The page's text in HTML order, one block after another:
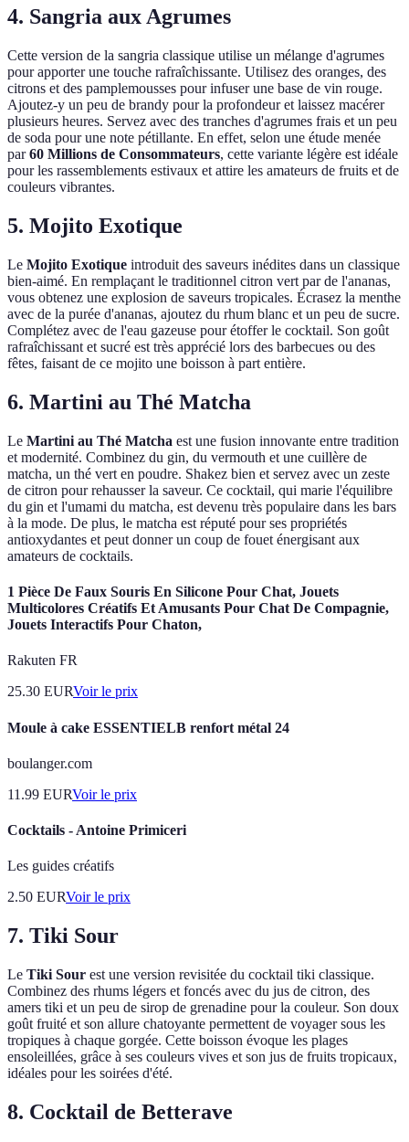
4. Sangria aux Agrumes
Cette version de la sangria classique utilise un mélange d'agrumes
pour apporter une touche rafraîchissante. Utilisez des oranges, des
citrons et des pamplemousses pour infuser une base de vin rouge.
Ajoutez-y un peu de brandy pour la profondeur et laissez macérer
plusieurs heures. Servez avec des tranches d'agrumes frais et un peu
de soda pour une note pétillante. En effet, selon une étude menée
par60 Millions de Consommateurs, cette variante légère est idéale
pour les rassemblements estivaux et attire les amateurs de fruits et de
couleurs vibrantes.
5. Mojito Exotique
Le Mojito Exotique introduit des saveurs inédites dans un classique
bien-aimé. En remplaçant le traditionnel citron vert par de l'ananas,
vous obtenez une explosion de saveurs tropicales. Écrasez la menthe
avec de la purée d'ananas, ajoutez du rhum blanc et un peu de sucre.
Complétez avec de l'eau gazeuse pour étoffer le cocktail. Son goût
rafraîchissant et sucré est très apprécié lors des barbecues ou des
fêtes, faisant de ce mojito une boisson à part entière.
6. Martini au Thé Matcha
Le Martini au Thé Matcha est une fusion innovante entre tradition
et modernité. Combinez du gin, du vermouth et une cuillère de
matcha, un thé vert en poudre. Shakez bien et servez avec un zeste
de citron pour rehausser la saveur. Ce cocktail, qui marie l'équilibre
du gin et l'umami du matcha, est devenu très populaire dans les bars
à la mode. De plus, le matcha est réputé pour ses propriétés
antioxydantes et peut donner un coup de fouet énergisant aux
amateurs de cocktails.
1 Pièce De Faux Souris En Silicone Pour Chat, Jouets
Multicolores Créatifs Et Amusants Pour Chat De Compagnie,
Jouets Interactifs Pour Chaton,
Rakuten FR
25.30 EURVoir le prix
Moule à cake ESSENTIELB renfort métal 24
boulanger.com
11.99 EURVoir le prix
Cocktails - Antoine Primiceri
Les guides créatifs
2.50 EURVoir le prix
7. Tiki Sour
Le Tiki Sour est une version revisitée du cocktail tiki classique.
Combinez des rhums légers et foncés avec du jus de citron, des
amers tiki et un peu de sirop de grenadine pour la couleur. Son doux
goût fruité et son allure chatoyante permettent de voyager sous les
tropiques à chaque gorgée. Cette boisson évoque les plages
ensoleillées, grâce à ses couleurs vives et son jus de fruits tropicaux,
idéales pour les soirées d'été.
8. Cocktail de Betterave